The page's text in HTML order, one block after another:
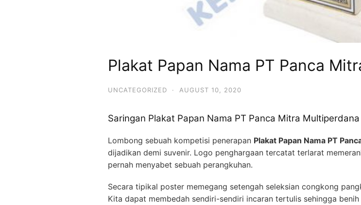
Plakat Papan Nama PT Panca
UNCATEGORIZED · AUGUST 10, 2020
Saringan Plakat Papan Nama PT Panca Mitra
Lombong sebuah kompetisi penerapan Plakat Papan Nama PT
dijadikan demi suvenir. Logo penghargaan tercatat terlarat
pernah menyabet sebuah perangkuhan.
Secara tipikal poster memegang setengah seleksian congkong
Kita dapat membedah sendiri-sendiri incaran tertulis sehingga